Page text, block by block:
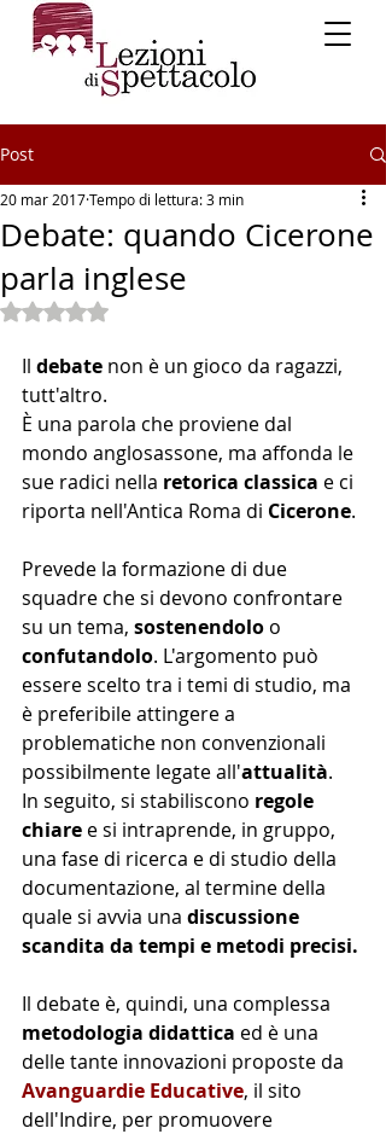
Post
Debate: quando Cicerone
parla inglese
20 mar 2017Tempo di lettura: 3 min
Valutazione NaN stelle su 5.
Il debate non è un gioco da ragazzi,
tutt'altro.
È una parola che proviene dal
mondo anglosassone, ma affonda le
sue radici nella retorica classica e ci
riporta nell'Antica Roma di Cicerone.
Prevede la formazione di due
squadre che si devono confrontare
su un tema, sostenendolo o
confutandolo. L'argomento può
essere scelto tra i temi di studio, ma
è preferibile attingere a
problematiche non convenzionali
possibilmente legate all'attualità.
In seguito, si stabiliscono regole
chiare e si intraprende, in gruppo,
una fase di ricerca e di studio della
documentazione, al termine della
quale si avvia una discussione
scandita da tempi e metodi precisi.
Il debate è, quindi, una complessa
metodologia didattica ed è una
delle tante innovazioni proposte da
Avanguardie Educative, il sito
dell'Indire, per promuovere